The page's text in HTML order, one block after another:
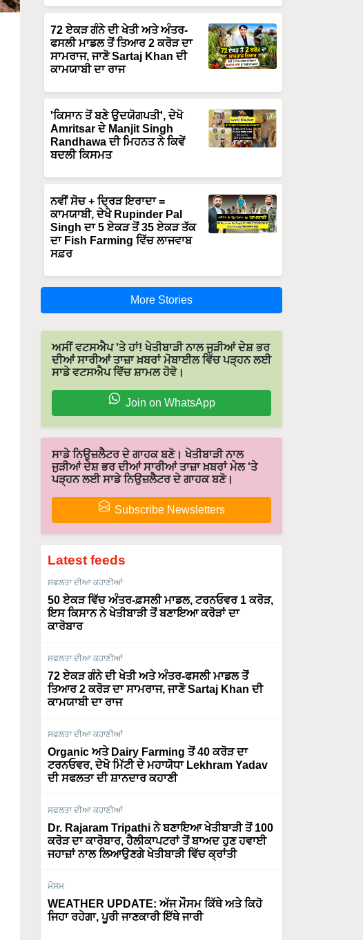
72 ਏਕੜ ਗੰਨੇ ਦੀ ਖੇਤੀ ਅਤੇ ਅੰਤਰ-
ਫਸਲੀ ਮਾਡਲ ਤੋਂ ਤਿਆਰ 2 ਕਰੋੜ ਦਾ
ਸਾਮਰਾਜ, ਜਾਣੋ Sartaj Khan ਦੀ
ਕਾਮਯਾਬੀ ਦਾ ਰਾਜ
'ਕਿਸਾਨ ਤੋਂ ਬਣੇ ਉਦਯੋਗਪਤੀ', ਦੇਖੋ
Amritsar ਦੇ Manjit Singh
Randhawa ਦੀ ਮਿਹਨਤ ਨੇ ਕਿਵੇਂ
ਬਦਲੀ ਕਿਸਮਤ
ਨਵੀਂ ਸੋਚ + ਦ੍ਰਿੜ ਇਰਾਦਾ =
ਕਾਮਯਾਬੀ, ਦੇਖੋ Rupinder Pal
Singh ਦਾ 5 ਏਕੜ ਤੋਂ 35 ਏਕੜ ਤੱਕ
ਦਾ Fish Farming ਵਿੱਚ ਲਾਜਵਾਬ
ਸਫ਼ਰ
More Stories
ਅਸੀਂ ਵਟਸਐਪ 'ਤੇ ਹਾਂ! ਖੇਤੀਬਾੜੀ ਨਾਲ ਜੁੜੀਆਂ ਦੇਸ਼ ਭਰ
ਦੀਆਂ ਸਾਰੀਆਂ ਤਾਜ਼ਾ ਖ਼ਬਰਾਂ ਮੋਬਾਈਲ ਵਿੱਚ ਪੜ੍ਹਨ ਲਈ
ਸਾਡੇ ਵਟਸਐਪ ਵਿੱਚ ਸ਼ਾਮਲ ਹੋਵੋ।
Join on WhatsApp
ਸਾਡੇ ਨਿਉਜ਼ਲੈਟਰ ਦੇ ਗਾਹਕ ਬਣੋ। ਖੇਤੀਬਾੜੀ ਨਾਲ
ਜੁੜੀਆਂ ਦੇਸ਼ ਭਰ ਦੀਆਂ ਸਾਰੀਆਂ ਤਾਜ਼ਾ ਖ਼ਬਰਾਂ ਮੇਲ 'ਤੇ
ਪੜ੍ਹਨ ਲਈ ਸਾਡੇ ਨਿਉਜ਼ਲੈਟਰ ਦੇ ਗਾਹਕ ਬਣੋ।
Subscribe Newsletters
Latest feeds
ਸਫਲਤਾ ਦੀਆ ਕਹਾਣੀਆਂ
50 ਏਕੜ ਵਿੱਚ ਅੰਤਰ-ਫ਼ਸਲੀ ਮਾਡਲ, ਟਰਨਓਵਰ 1 ਕਰੋੜ,
ਇਸ ਕਿਸਾਨ ਨੇ ਖੇਤੀਬਾੜੀ ਤੋਂ ਬਣਾਇਆ ਕਰੋੜਾਂ ਦਾ
ਕਾਰੋਬਾਰ
ਸਫਲਤਾ ਦੀਆ ਕਹਾਣੀਆਂ
72 ਏਕੜ ਗੰਨੇ ਦੀ ਖੇਤੀ ਅਤੇ ਅੰਤਰ-ਫਸਲੀ ਮਾਡਲ ਤੋਂ
ਤਿਆਰ 2 ਕਰੋੜ ਦਾ ਸਾਮਰਾਜ, ਜਾਣੋ Sartaj Khan ਦੀ
ਕਾਮਯਾਬੀ ਦਾ ਰਾਜ
ਸਫਲਤਾ ਦੀਆ ਕਹਾਣੀਆਂ
Organic ਅਤੇ Dairy Farming ਤੋਂ 40 ਕਰੋੜ ਦਾ
ਟਰਨਓਵਰ, ਦੇਖੋ ਮਿੱਟੀ ਦੇ ਮਹਾਯੋਧਾ Lekhram Yadav
ਦੀ ਸਫਲਤਾ ਦੀ ਸ਼ਾਨਦਾਰ ਕਹਾਣੀ
ਸਫਲਤਾ ਦੀਆ ਕਹਾਣੀਆਂ
Dr. Rajaram Tripathi ਨੇ ਬਣਾਇਆ ਖੇਤੀਬਾੜੀ ਤੋਂ 100
ਕਰੋੜ ਦਾ ਕਾਰੋਬਾਰ, ਹੈਲੀਕਾਪਟਰਾਂ ਤੋਂ ਬਾਅਦ ਹੁਣ ਹਵਾਈ
ਜਹਾਜ਼ਾਂ ਨਾਲ ਲਿਆਉਣਗੇ ਖੇਤੀਬਾੜੀ ਵਿੱਚ ਕ੍ਰਾਂਤੀ
ਮੌਸਮ
WEATHER UPDATE: ਅੱਜ ਮੌਸਮ ਕਿੱਥੇ ਅਤੇ ਕਿਹੋ
ਜਿਹਾ ਰਹੇਗਾ, ਪੂਰੀ ਜਾਣਕਾਰੀ ਇੱਥੇ ਜਾਰੀ